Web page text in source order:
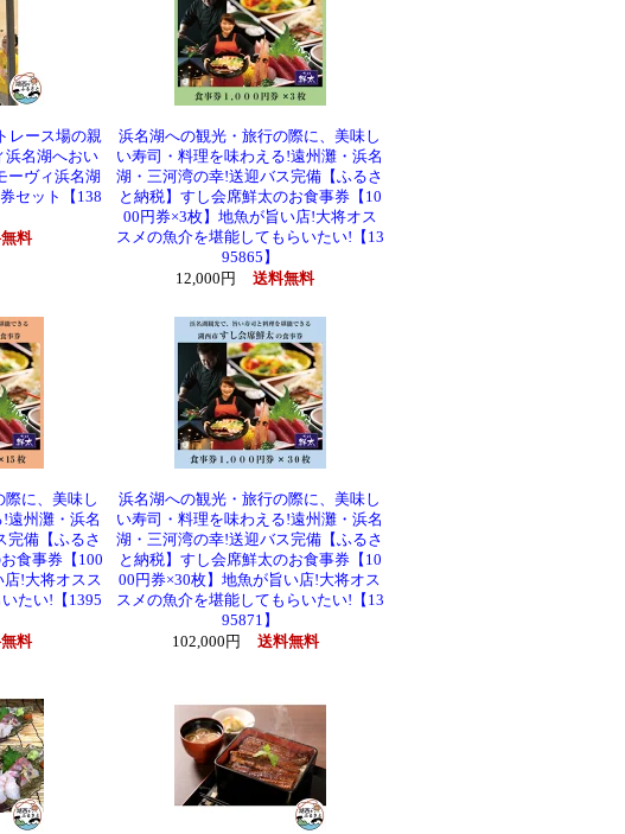
レース場の親
名湖へおい
ーヴィ浜名湖
セット【138
料
浜名湖への観光・旅行の際に、美味し
い寿司・料理を味わえる!遠州灘・浜名
湖・三河湾の幸!送迎バス完備【ふるさ
と納税】すし会席鮮太のお食事券【10
00円券×3枚】地魚が旨い店!大将オス
スメの魚介を堪能してもらいたい!【13
95865】
12,000円
送料無料
に、美味し
遠州灘・浜名
完備【ふるさ
食事券【100
店!大将オスス
たい!【1395
料
浜名湖への観光・旅行の際に、美味し
い寿司・料理を味わえる!遠州灘・浜名
湖・三河湾の幸!送迎バス完備【ふるさ
と納税】すし会席鮮太のお食事券【10
00円券×30枚】地魚が旨い店!大将オス
スメの魚介を堪能してもらいたい!【13
95871】
102,000円
送料無料